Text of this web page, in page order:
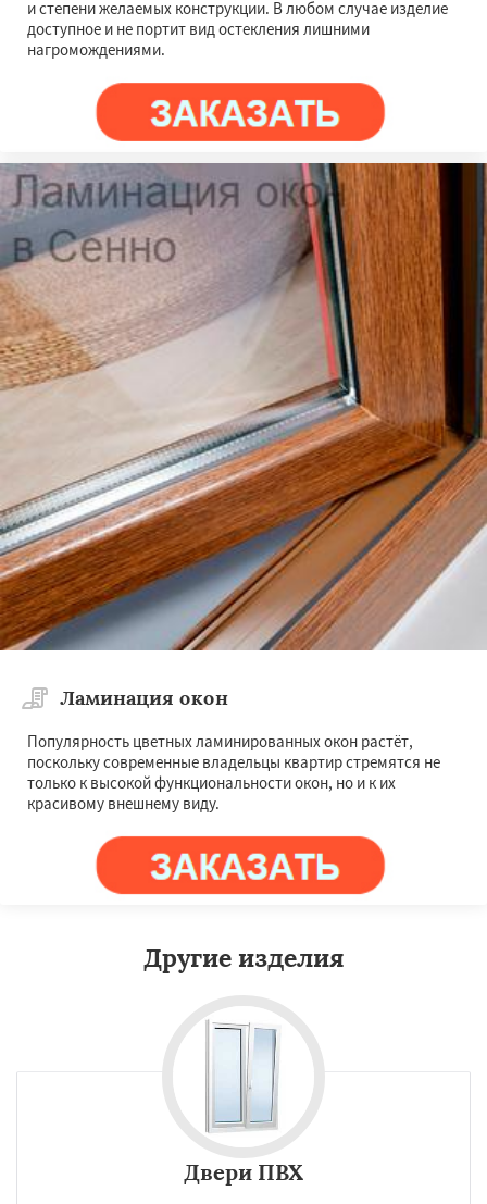
и степени желаемых конструкции. В любом случае изделие
доступное и не портит вид остекления лишними
нагромождениями.
Ламинация окон
Популярность цветных ламинированных окон растёт,
поскольку современные владельцы квартир стремятся не
только к высокой функциональности окон, но и к их
красивому внешнему виду.
Другие изделия
Двери ПВХ